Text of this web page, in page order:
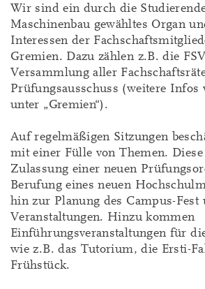
Wir sind ein durch die
Maschinenbau gewähltes Organ
Interessen der
Gremien. Dazu zählen z.B. die
Versammlung aller
Prüfungsausschuss (weitere Infos
unter „Gremien“).
Auf regelmäßigen Sitzungen
mit einer Fülle von Themen.
Zulassung einer neuen
Berufung eines neuen
hin zur Planung des Campus-Fest
Veranstaltungen. Hinzu kommen
Einführungsveranstaltungen für
wie z.B. das Tutorium, die Ersti-
Frühstück.